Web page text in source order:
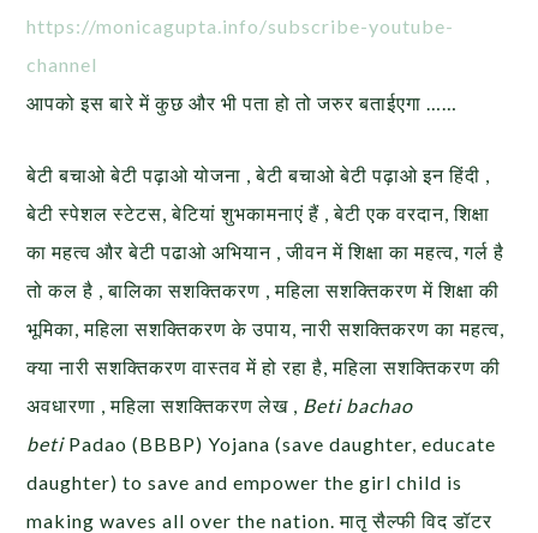
https://monicagupta.info/subscribe-youtube-
channel
आपको इस बारे में कुछ और भी पता हो तो जरुर बताईएगा ……
बेटी बचाओ बेटी पढ़ाओ योजना , बेटी बचाओ बेटी पढ़ाओ इन हिंदी ,
बेटी स्पेशल स्टेटस, बेटियां शुभकामनाएं हैं , बेटी एक वरदान, शिक्षा
का महत्व और बेटी पढाओ अभियान , जीवन में शिक्षा का महत्व, गर्ल है
तो कल है , बालिका सशक्तिकरण , महिला सशक्तिकरण में शिक्षा की
भूमिका, महिला सशक्तिकरण के उपाय, नारी सशक्तिकरण का महत्व,
क्या नारी सशक्तिकरण वास्तव में हो रहा है, महिला सशक्तिकरण की
अवधारणा , महिला सशक्तिकरण लेख , Beti bachao
betiPadao (BBBP) Yojana (save daughter, educate
daughter) to save and empower the girl child is
making waves all over the nation. मातृ सैल्फी विद डॉटर